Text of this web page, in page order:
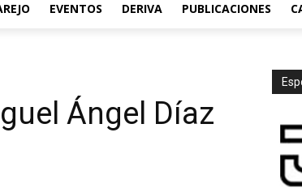
EVENTOS DERIVA PUBLICACIONES
Ángel Díaz